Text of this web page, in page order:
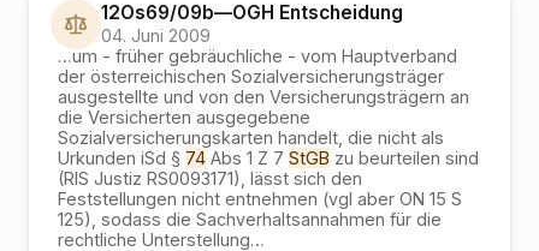
12Os69/09b—OGH Entscheidung
04. Juni 2009
…um - früher gebräuchliche - vom Hauptverband
der österreichischen Sozialversicherungsträger
ausgestellte und von den Versicherungsträgern an
die Versicherten ausgegebene
Sozialversicherungskarten handelt, die nicht als
Urkunden iSd § 74 Abs 1 Z 7 StGB zu beurteilen sind
(RIS Justiz RS0093171), lässt sich den
Feststellungen nicht entnehmen (vgl aber ON 15 S
125), sodass die Sachverhaltsannahmen für die
rechtliche Unterstellung…